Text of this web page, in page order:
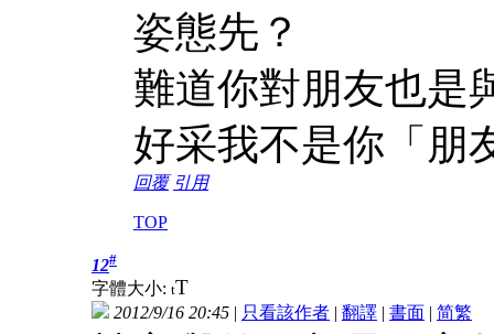
姿態先？
難道你對朋友也是
好采我不是你「朋
回覆 引用
TOP
12#
字體大小: tT
2012/9/16 20:45 | 只看該作者 | 翻譯 | 書面 | 简繁